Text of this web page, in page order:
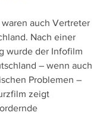
auch Vertreter
Nach einer
wurde der Infofilm
– wenn auch
Problemen –
zeigt